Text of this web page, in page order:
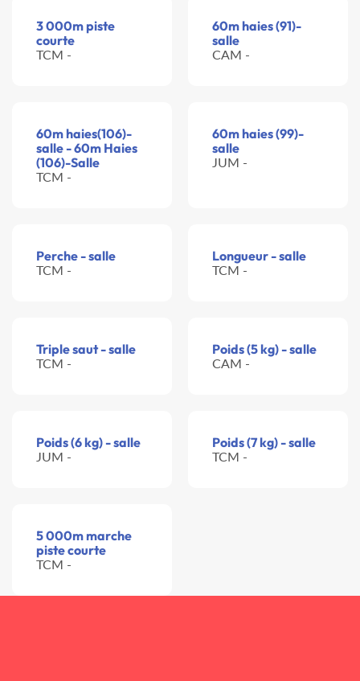
3 000m piste
courte
TCM -
60m haies (91)-
salle
CAM -
60m haies(106)-
salle - 60m Haies
(106)-Salle
TCM -
60m haies (99)-
salle
JUM -
Perche - salle
TCM -
Longueur - salle
TCM -
Triple saut - salle
TCM -
Poids (5 kg) - salle
CAM -
Poids (6 kg) - salle
JUM -
Poids (7 kg) - salle
TCM -
5 000m marche
piste courte
TCM -